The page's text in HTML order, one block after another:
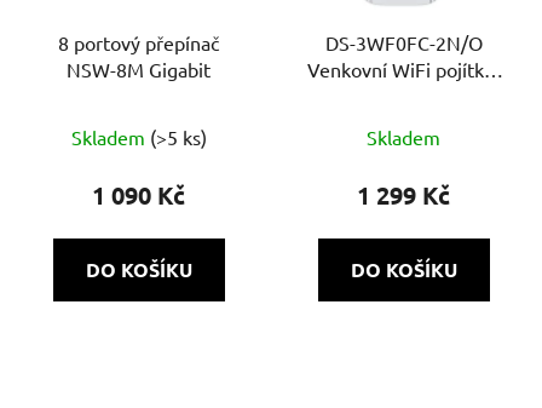
8 portový přepínač
NSW-8M Gigabit
Skladem (>5 ks)
1 090 Kč
DO KOŠÍKU
DS-3WF0FC-2N/O
Venkovní WiFi pojítko,
Skladem
1 299 Kč
DO KOŠÍKU